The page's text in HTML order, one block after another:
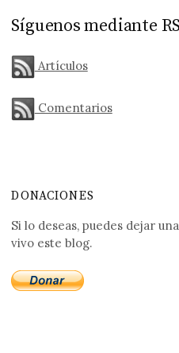
Síguenos mediante
Artículos
Comentarios
DONACIONES
Si lo deseas, puedes dejar
vivo este blog.